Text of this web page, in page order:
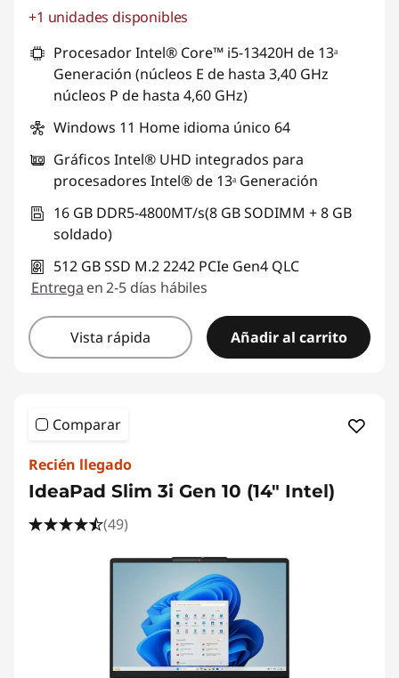
Ahorros instantáneos :
+1 unidades disponibles
Procesador Intel® Core™ i5-13420H de 13ᵃ
Generación (núcleos E de hasta 3,40 GHz
núcleos P de hasta 4,60 GHz)
Windows 11 Home idioma único 64
Gráficos Intel® UHD integrados para
procesadores Intel® de 13ᵃ Generación
16 GB DDR5-4800MT/s(8 GB SODIMM + 8 GB
soldado)
512 GB SSD M.2 2242 PCIe Gen4 QLC
Entrega en 2-5 días hábiles
Vista rápida Añadir al carrito
Comparar
Recién llegado
IdeaPad Slim 3i Gen 10 (14" Intel)
(49)